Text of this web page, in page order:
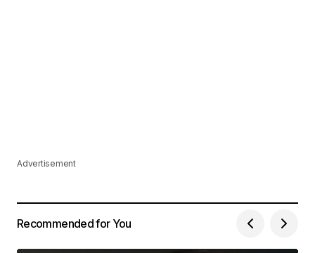
Advertisement
Recommended for You